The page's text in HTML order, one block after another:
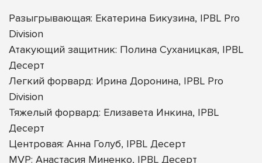
Разыгрывающая: Екатерина Бикузина, IPBL Pro
Division
Атакующий защитник: Полина Суханицкая, IPBL
Десерт
Легкий форвард: Ирина Доронина, IPBL Pro
Division
Тяжелый форвард: Елизавета Инкина, IPBL
Десерт
Центровая: Анна Голуб, IPBL Десерт
MVP: Анастасия Миненко, IPBL Десерт